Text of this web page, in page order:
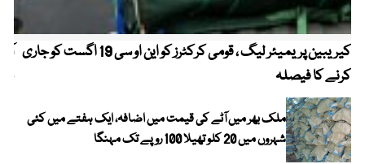
کیریبین پریمیئر لیگ ، قومی کرکٹرز کو این او سی 19 اگست کو جاری
کرنے کا فیصلہ
ملک بھر میں آٹے کی قیمت میں اضافہ، ایک ہفتے میں کئی
شہروں میں 20 کلو تھیلا 100 روپے تک مہنگا